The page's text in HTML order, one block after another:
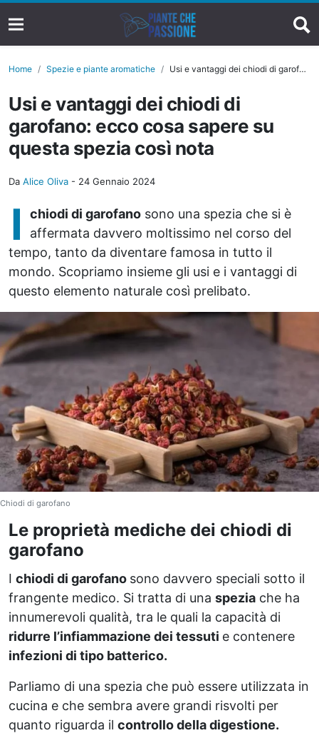
Home Spezie e piante aromatiche Usi e vantaggi dei chiodi di garofano: ecco cosa sapere su questa spezia così nota
Usi e vantaggi dei chiodi di
garofano: ecco cosa sapere su
questa spezia così nota
Da Alice Oliva - 24 Gennaio 2024
I chiodi di garofano sono una spezia che si è
affermata davvero moltissimo nel corso del
tempo, tanto da diventare famosa in tutto il
mondo. Scopriamo insieme gli usi e i vantaggi di
questo elemento naturale così prelibato.
Chiodi di garofano
Le proprietà mediche dei chiodi di
garofano
I chiodi di garofano sono davvero speciali sotto il
frangente medico. Si tratta di una spezia che ha
innumerevoli qualità, tra le quali la capacità di
ridurre l’infiammazione dei tessuti e contenere
infezioni di tipo batterico.
Parliamo di una spezia che può essere utilizzata in
cucina e che sembra avere grandi risvolti per
quanto riguarda il controllo della digestione.